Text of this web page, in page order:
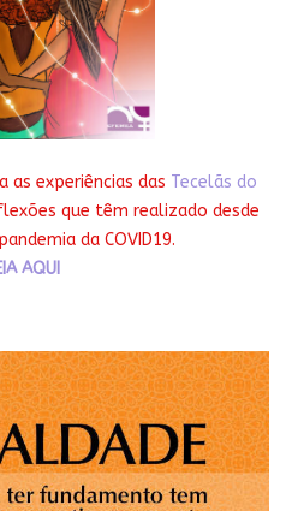
as experiências das Tecelãs do
que têm realizado desde
da COVID19.
AQUI